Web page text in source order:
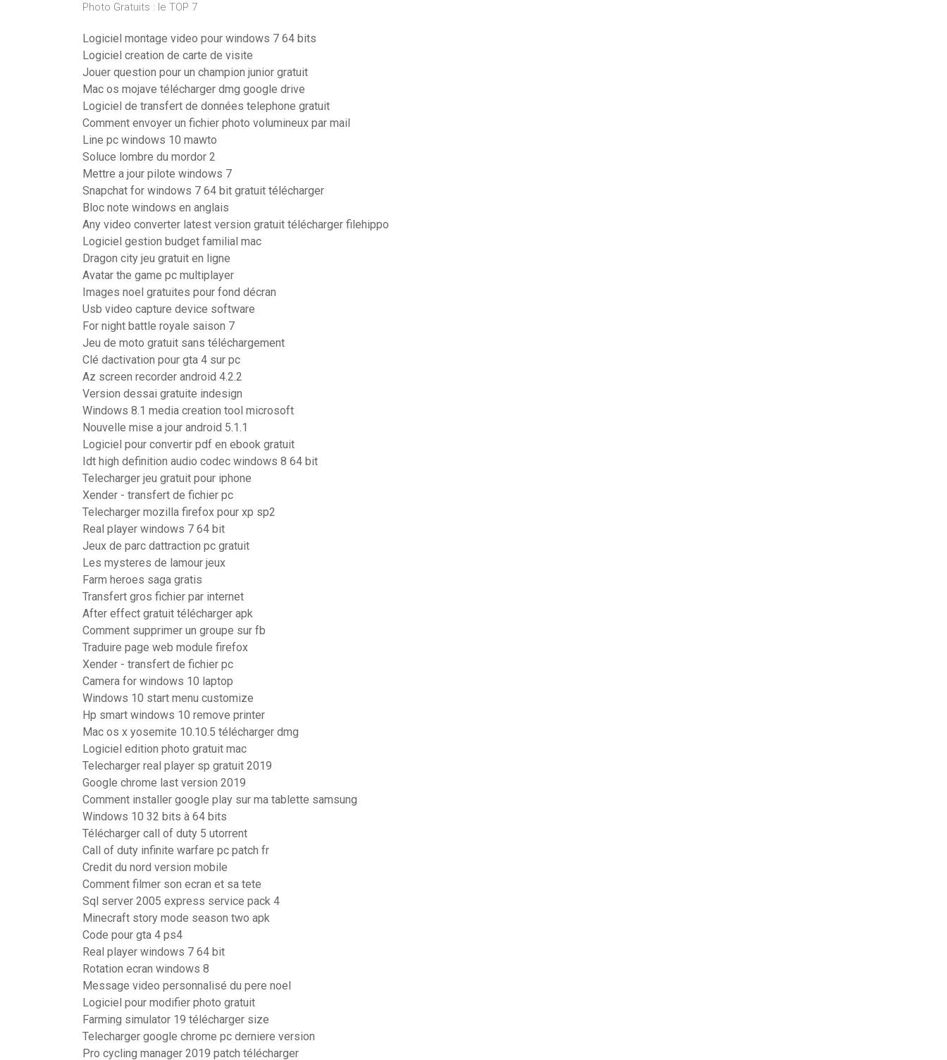
Photo Gratuits : le TOP 7
Logiciel montage video pour windows 7 64 bits
Logiciel creation de carte de visite
Jouer question pour un champion junior gratuit
Mac os mojave télécharger dmg google drive
Logiciel de transfert de données telephone gratuit
Comment envoyer un fichier photo volumineux par mail
Line pc windows 10 mawto
Soluce lombre du mordor 2
Mettre a jour pilote windows 7
Snapchat for windows 7 64 bit gratuit télécharger
Bloc note windows en anglais
Any video converter latest version gratuit télécharger filehippo
Logiciel gestion budget familial mac
Dragon city jeu gratuit en ligne
Avatar the game pc multiplayer
Images noel gratuites pour fond décran
Usb video capture device software
For night battle royale saison 7
Jeu de moto gratuit sans téléchargement
Clé dactivation pour gta 4 sur pc
Az screen recorder android 4.2.2
Version dessai gratuite indesign
Windows 8.1 media creation tool microsoft
Nouvelle mise a jour android 5.1.1
Logiciel pour convertir pdf en ebook gratuit
Idt high definition audio codec windows 8 64 bit
Telecharger jeu gratuit pour iphone
Xender - transfert de fichier pc
Telecharger mozilla firefox pour xp sp2
Real player windows 7 64 bit
Jeux de parc dattraction pc gratuit
Les mysteres de lamour jeux
Farm heroes saga gratis
Transfert gros fichier par internet
After effect gratuit télécharger apk
Comment supprimer un groupe sur fb
Traduire page web module firefox
Xender - transfert de fichier pc
Camera for windows 10 laptop
Windows 10 start menu customize
Hp smart windows 10 remove printer
Mac os x yosemite 10.10.5 télécharger dmg
Logiciel edition photo gratuit mac
Telecharger real player sp gratuit 2019
Google chrome last version 2019
Comment installer google play sur ma tablette samsung
Windows 10 32 bits à 64 bits
Télécharger call of duty 5 utorrent
Call of duty infinite warfare pc patch fr
Credit du nord version mobile
Comment filmer son ecran et sa tete
Sql server 2005 express service pack 4
Minecraft story mode season two apk
Code pour gta 4 ps4
Real player windows 7 64 bit
Rotation ecran windows 8
Message video personnalisé du pere noel
Logiciel pour modifier photo gratuit
Farming simulator 19 télécharger size
Telecharger google chrome pc derniere version
Pro cycling manager 2019 patch télécharger